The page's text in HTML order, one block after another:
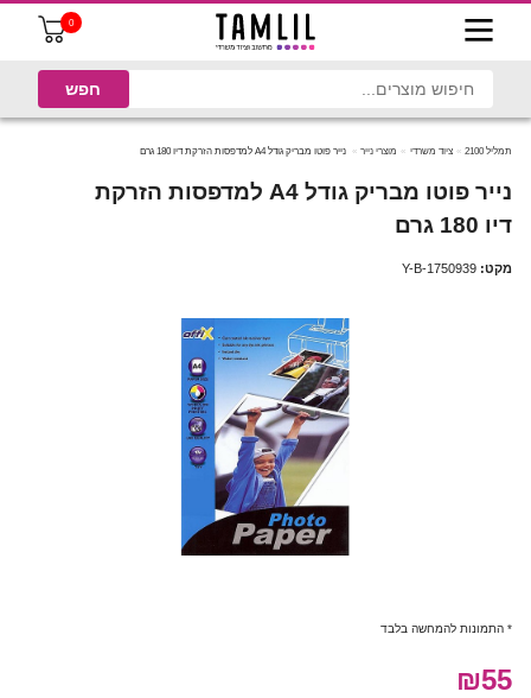
0
תמליל 2100 ציוד משרדי מוצרי נייר נייר פוטו מבריק גודל A4 למדפסות הזרקת דיו 180 גרם
נייר פוטו מבריק גודל A4 למדפסות הזרקת
דיו 180 גרם
מקט: Y-B-1750939
* התמונות להמחשה בלבד
₪55